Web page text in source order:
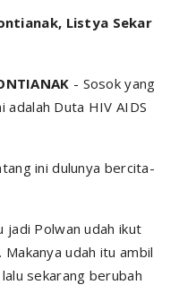
Listya Sekar
- Sosok yang
adalah Duta HIV AIDS
ini dulunya bercita-
jadi Polwan udah ikut
udah itu ambil
sekarang berubah